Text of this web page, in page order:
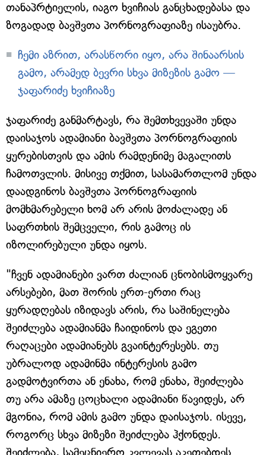
თანაპრტიელის, იაგო ხვიჩიას განცხადებასა და
ზოგადად ბავშვთა პორნოგრაფიაზე ისაუბრა.
ჩემი აზრით, არასწორი იყო, არა შინაარსის
გამო, არამედ ბევრი სხვა მიზეზის გამო —
ჯაფარიძე ხვიჩიაზე
ჯაფარიძე განმარტავს, რა შემთხვევაში უნდა
დაისაჯოს ადამიანი ბავშვთა პორნოგრაფიის
ყურებისთვის და ამის რამდენიმე მაგალითს
ჩამოთვლის. მისივე თქმით, სასამართლომ უნდა
დაადგინოს ბავშვთა პორნოგრაფიის
მომხმარებელი ხომ არ არის მოძალადე ან
საფრთხის შემცველი, რის გამოც ის
იზოლირებული უნდა იყოს.
"ჩვენ ადამიანები ვართ ძალიან ცნობისმოყვარე
არსებები, მათ შორის ერთ-ერთი რაც
ყურადღებას იზიდავს არის, რა საშინელება
შეიძლება ადამიანმა ჩაიდინოს და ეგეთი
რაღაცები ადამიანებს გვაინტერესებს. თუ
უბრალოდ ადამინმა ინტერესის გამო
გადმოტვირთა ან ენახა, რომ ენახა, შეიძლება
თუ არა ამაზე ცოცხალი ადამიანი წავიდეს, არ
მგონია, რომ ამის გამო უნდა დაისაჯოს. ისევე,
როგორც სხვა მიზეზი შეიძლება ჰქონდეს.